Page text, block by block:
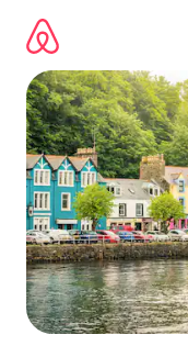
directement
contenu